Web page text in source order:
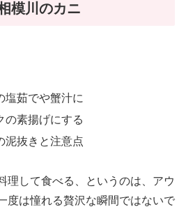
模川のカニ
塩茹でや蟹汁に
の素揚げにする
泥抜きと注意点
理して食べる、というのは、アウ
度は憧れる贅沢な瞬間ではないで